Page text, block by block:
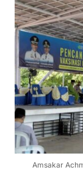
Amsakar